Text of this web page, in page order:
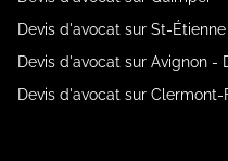
Devis d'avocat sur St-
Devis d'avocat sur Avignon -
Devis d'avocat sur